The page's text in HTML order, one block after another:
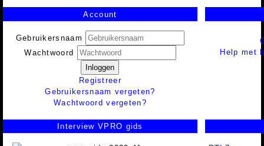
Account
Gebruikersnaam
Wachtwoord
Inloggen
Registreer
Gebruikersnaam vergeten?
Wachtwoord vergeten?
Help met
Interview VPRO gids